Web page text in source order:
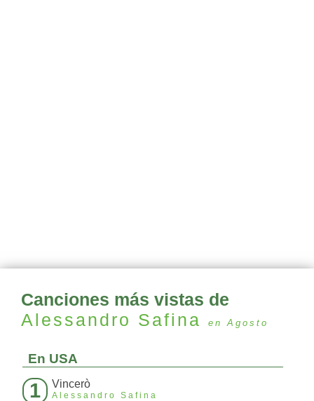
Canciones más vistas de
Alessandro Safina
en Agosto
En USA
1 Vincerò
Alessandro Safina